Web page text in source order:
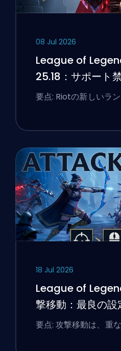
08 Jul 2026
League of
25.18：サポート
ィングのフラグ
要点: Riotの新しいラン
18 Jul 2026
League of
撃移動：最良の設
要点: 攻撃移動は、重